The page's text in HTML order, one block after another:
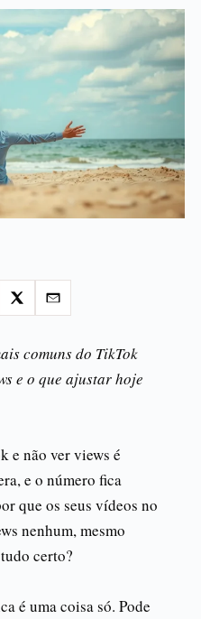
comuns do TikTok
e o que ajustar hoje
e não ver views é
e o número fica
que os seus vídeos no
nenhum, mesmo
certo?
é uma coisa só. Pode